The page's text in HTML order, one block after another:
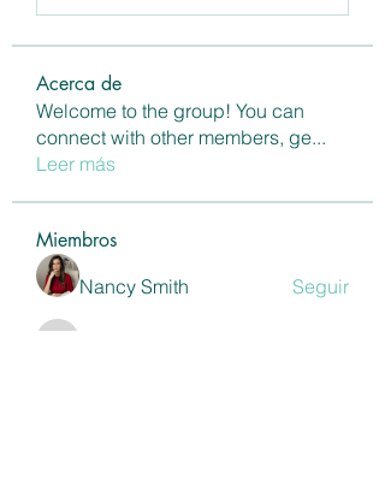
Acerca de
Welcome to the group! You can
connect with other members, ge...
Leer más
Miembros
Nancy Smith Seguir